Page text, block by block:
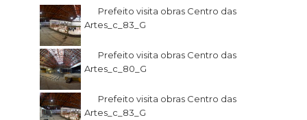
Prefeito visita obras Centro das
Artes_c_83_G
Prefeito visita obras Centro das
Artes_c_80_G
Prefeito visita obras Centro das
Artes_c_83_G